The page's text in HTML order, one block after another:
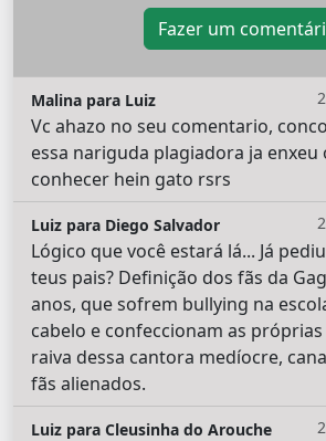
Fazer um
Malina para Luiz
Vc ahazo no seu comentario,
essa nariguda plagiadora ja enxeu
conhecer hein gato rsrs
Luiz para Diego Salvador
Lógico que você estará lá... Já
teus pais? Definição dos fãs da
anos, que sofrem bullying na
cabelo e confeccionam as próprias
raiva dessa cantora medíocre,
fãs alienados.
Luiz para Cleusinha do Arouche